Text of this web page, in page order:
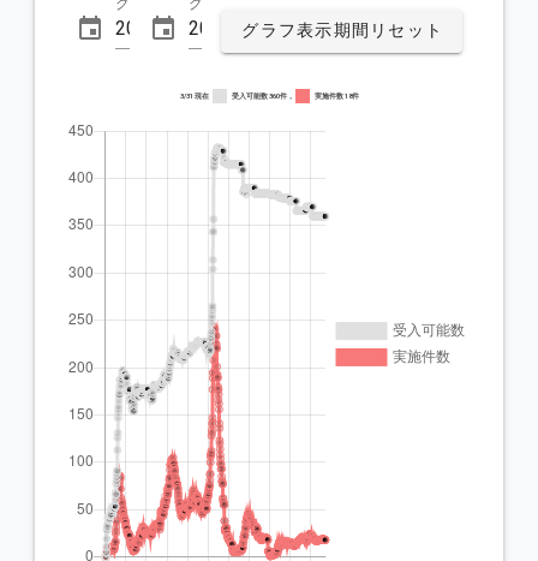
グラフ表示終了日
グラフ表示期間リセット
3/31 現在 受入可能数 360件， 実施件数 18件